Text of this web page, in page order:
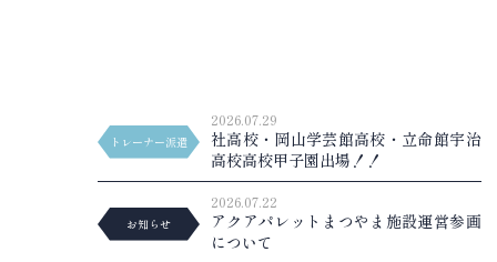
トレーナー派遣
2026.07.29
社高校・岡山学芸館高校・立命館宇治
高校高校甲子園出場！！
お知らせ
2026.07.22
アクアパレットまつやま施設運営参画
について